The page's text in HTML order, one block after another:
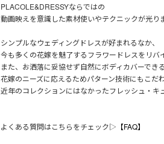
PLACOLE&DRESSYならではの
動画映えを意識した素材使いやテクニックが光りま
シンプルなウェディングドレスが好まれるなか、
今も多くの花嫁を魅了するフラワードレスをリバ
また、お洒落に妥協せず自然にボディカバーでき
花嫁のニーズに応えるためパターン技術にもこだ
近年のコレクションにはなかったフレッシュ・キ
よくある質問はこちらをチェック▷ 【FAQ】